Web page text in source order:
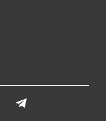
LinkedIn